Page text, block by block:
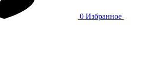
0 Избранное